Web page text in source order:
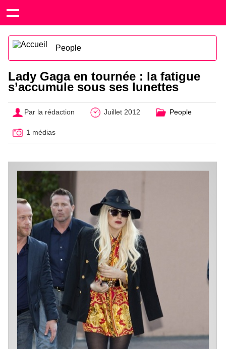
People
Lady Gaga en tournée : la fatigue
s’accumule sous ses lunettes
Par la rédaction Juillet 2012 People
1 médias